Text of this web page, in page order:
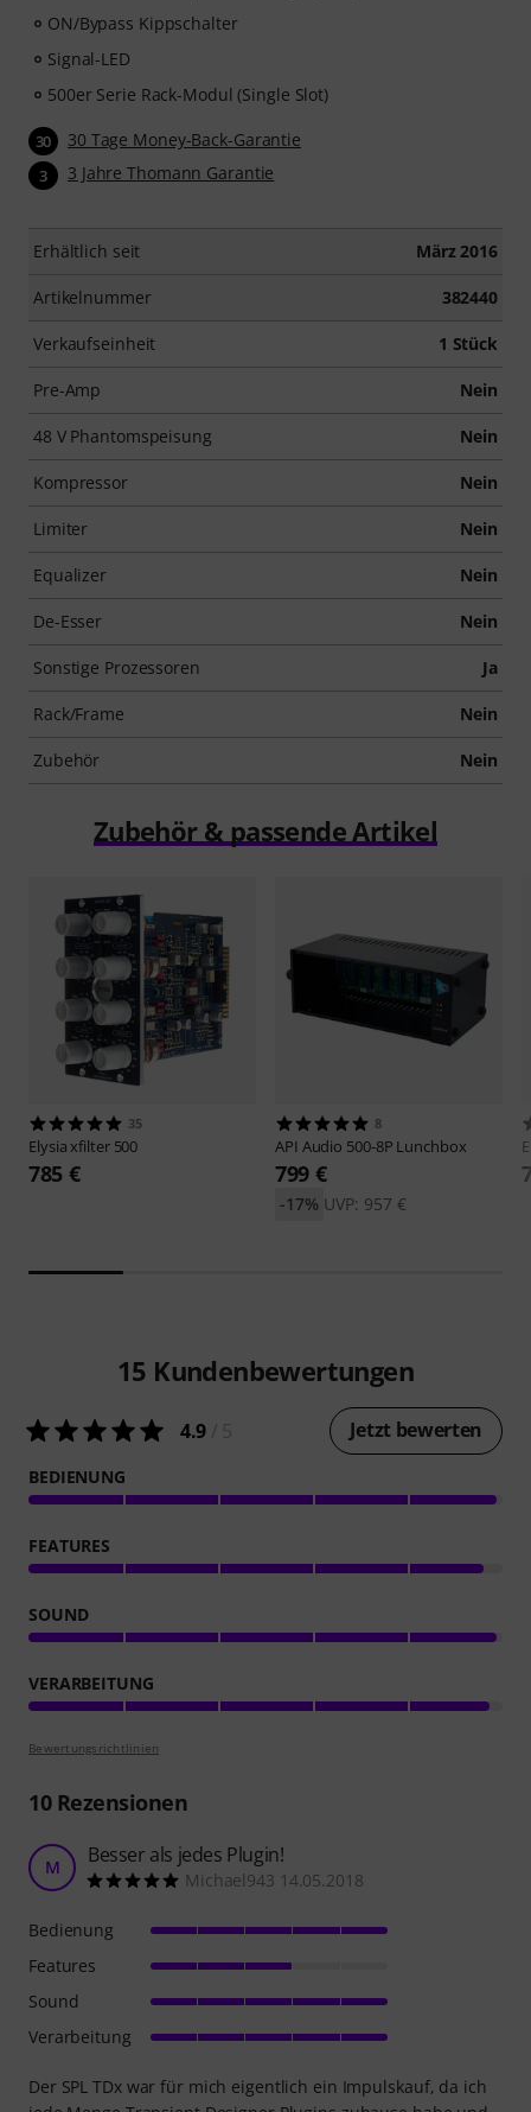
ON/Bypass Kippschalter
Signal-LED
500er Serie Rack-Modul (Single Slot)
30 30 Tage Money-Back-Garantie
3 3 Jahre Thomann Garantie
Erhältlich seit März 2016
Artikelnummer 382440
Verkaufseinheit 1 Stück
Pre-Amp Nein
48 V Phantomspeisung Nein
Kompressor Nein
Limiter Nein
Equalizer Nein
De-Esser Nein
Sonstige Prozessoren Ja
Rack/Frame Nein
Zubehör Nein
Zubehör & passende Artikel
35
Elysia xfilter 500
785 €
8
API Audio 500-8P Lunchbox
799 €
UVP: 957 €
-17%
15 Kundenbewertungen
4.9 Jetzt bewerten
BEDIENUNG
FEATURES
SOUND
VERARBEITUNG
Bewertungsrichtlinien
10Rezensionen
M Besser als jedes Plugin!
Michael943 14.05.2018
Der SPL TDx war für mich eigentlich ein Impulskauf, da ich
Bedienung
Features
Sound
Verarbeitung